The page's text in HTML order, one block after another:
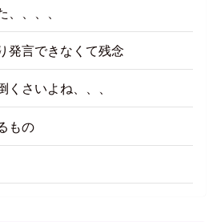
、、、、
発言できなくて残念
くさいよね、、、
もの